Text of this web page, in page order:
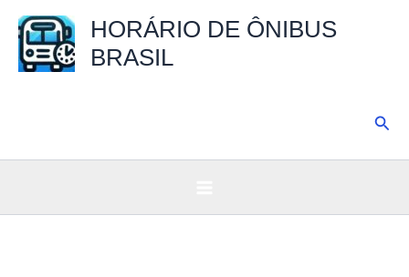
para
HORÁRIO DE ÔNIBUS
BRASIL